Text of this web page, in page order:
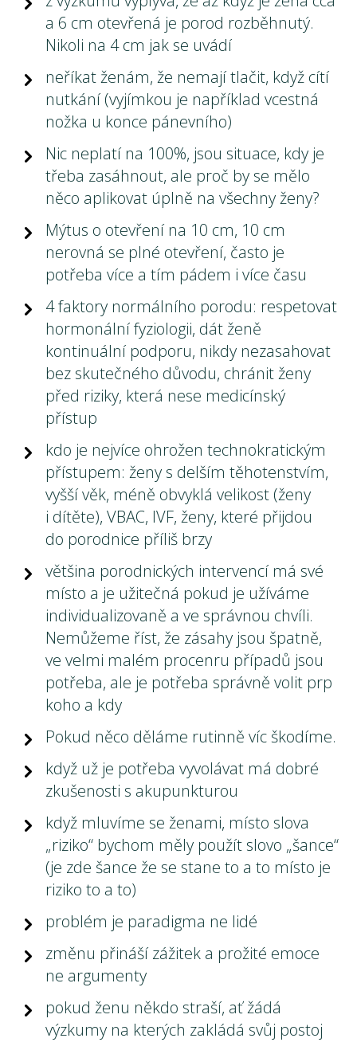
a 6 cm otevřená je porod rozběhnutý.
Nikoli na 4 cm jak se uvádí
neříkat ženám, že nemají tlačit, když cítí
nutkání (vyjímkou je například vcestná
nožka u konce pánevního)
Nic neplatí na 100%, jsou situace, kdy je
třeba zasáhnout, ale proč by se mělo
něco aplikovat úplně na všechny ženy?
Mýtus o otevření na 10 cm, 10 cm
nerovná se plné otevření, často je
potřeba více a tím pádem i více času
4 faktory normálního porodu: respetovat
hormonální fyziologii, dát ženě
kontinuální podporu, nikdy nezasahovat
bez skutečného důvodu, chránit ženy
před riziky, která nese medicínský
přístup
kdo je nejvíce ohrožen technokratickým
přístupem: ženy s delším těhotenstvím,
vyšší věk, méně obvyklá velikost (ženy
i dítěte), VBAC, IVF, ženy, které přijdou
do porodnice příliš brzy
většina porodnických intervencí má své
místo a je užitečná pokud je užíváme
individualizovaně a ve správnou chvíli.
Nemůžeme říst, že zásahy jsou špatně,
ve velmi malém procenru případů jsou
potřeba, ale je potřeba správně volit prp
koho a kdy
Pokud něco děláme rutinně víc škodíme.
když už je potřeba vyvolávat má dobré
zkušenosti s akupunkturou
když mluvíme se ženami, místo slova
„riziko“ bychom měly použít slovo „šance“
(je zde šance že se stane to a to místo je
riziko to a to)
problém je paradigma ne lidé
změnu přináší zážitek a prožité emoce
ne argumenty
pokud ženu někdo straší, ať žádá
výzkumy na kterých zakládá svůj postoj